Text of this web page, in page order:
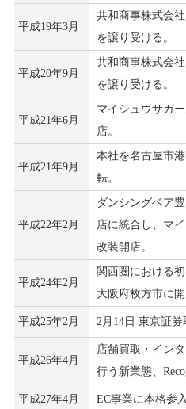
平成19年3月
共和商事株式会
を譲り受ける。
平成20年9月
共和商事株式会
を譲り受ける。
平成21年6月
マイシュウサガ
店。
平成21年9月
本社を名古屋市
転。
平成22年2月
ダンシングベア
店に統合し、マ
改装開店。
平成24年2月
関西圏における
大阪府枚方市に開
平成25年2月 2月14日 東京証券
平成26年4月
店舗買取・イン
行う新業態、
平成27年4月 EC事業に本格参入